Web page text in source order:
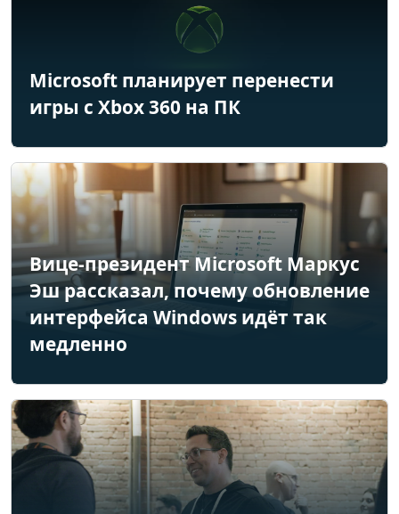
Microsoft планирует перенести
игры с Xbox 360 на ПК
Вице-президент Microsoft Маркус
Эш рассказал, почему обновление
интерфейса Windows идёт так
медленно